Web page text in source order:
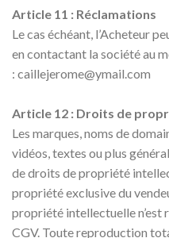
Article 11 : Réclamations
Le cas échéant, l’Acheteur
en contactant la société au
: caillejerome@ymail.com
Article 12 : Droits de
Les marques, noms de
vidéos, textes ou plus
de droits de propriété
propriété exclusive du
propriété intellectuelle n’est
CGV. Toute reproduction